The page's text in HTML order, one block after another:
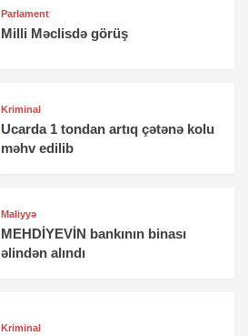
Parlament
Milli Məclisdə görüş
Kriminal
Ucarda 1 tondan artıq çətənə kolu
məhv edilib
Maliyyə
MEHDİYEVİN bankının binası
əlindən alındı
Kriminal